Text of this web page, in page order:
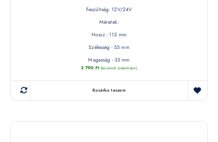
Feszültség: 12V/24V
Méretek:
Hossz - 115 mm
Szélesség - 55 mm
Magasság - 35 mm
3 790 Ft (készletről érdeklődjön)
Kosárba teszem